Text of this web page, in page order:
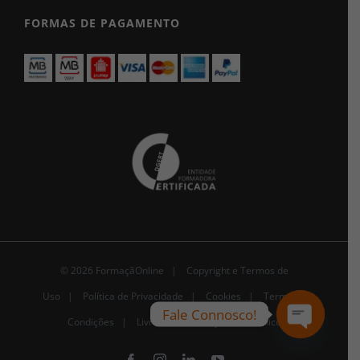
FORMAS DE PAGAMENTO
© 2026 FormaçãOnline |
Copyright e Termos de
Uso | Política de Privacidade | Cookies |
Termos e
Condições |
Livro de Reclamações Eletrónico
Fale Connosco!